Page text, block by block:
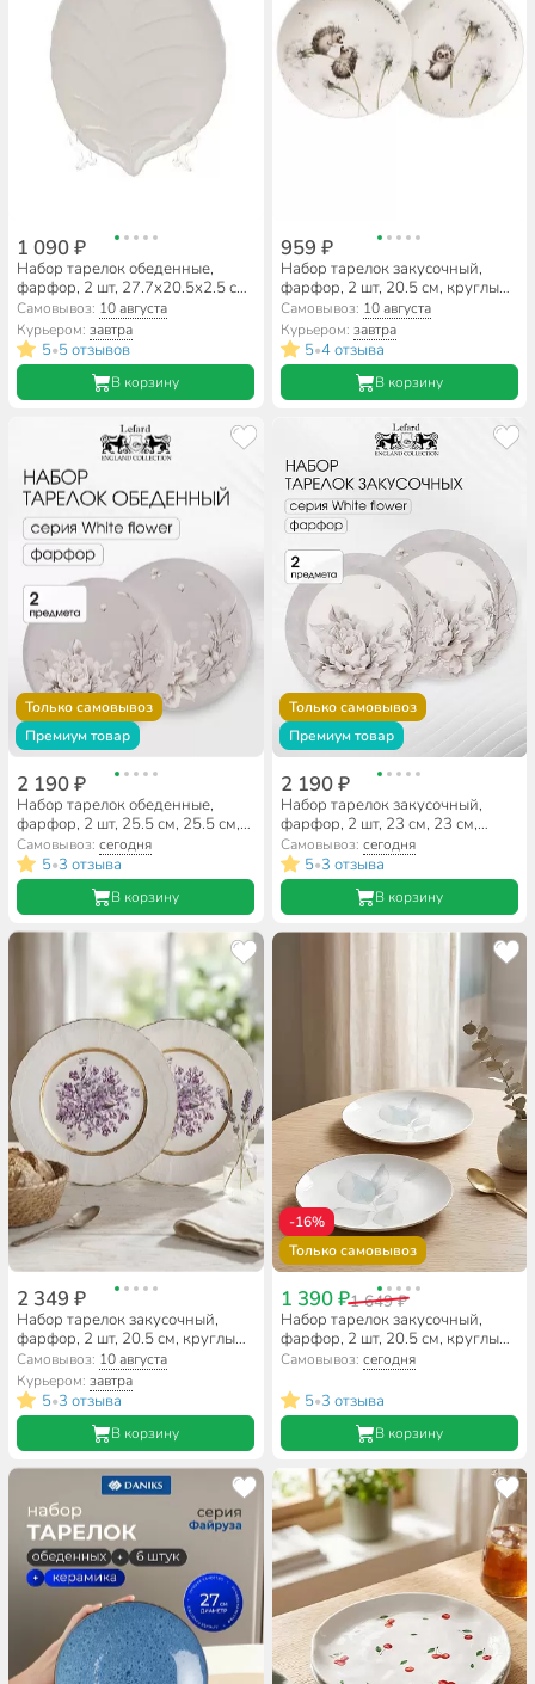
1 090 ₽
Набор тарелок обеденные,
фарфор, 2 шт, 27.7х20.5х2.5 см,
лист, Native, Lefard, 474-217
Самовывоз: 10 августа
Курьером:завтра
5•5 отзывов
В корзину
959 ₽
Набор тарелок закусочный,
фарфор, 2 шт, 20.5 см, круглый,
Лови счастье, Lefard, 581-009
Самовывоз: 10 августа
Курьером: завтра
5•4 отзыва
В корзину
Только самовывоз
Премиум товар
2 190 ₽
Набор тарелок обеденные,
фарфор, 2 шт, 25.5 см, 25.5 см,
круглые, Белый цветок, Lefard,
415-2130, серые
Самовывоз:сегодня
5•3 отзыва
В корзину
Только самовывоз
Премиум товар
2 190 ₽
Набор тарелок закусочный,
фарфор, 2 шт, 23 см, 23 см,
круглый, Белый цветок, Lefard,
415-2128, серый
Самовывоз: сегодня
5•3 отзыва
В корзину
2 349 ₽
Набор тарелок закусочный,
фарфор, 2 шт, 20.5 см, круглый,
Lilac, Lefard, 760-759, белый
Самовывоз: 10 августа
Курьером:завтра
5•3 отзыва
В корзину
-16%
Только самовывоз
1 390 ₽1 649 ₽
Набор тарелок закусочный,
фарфор, 2 шт, 20.5 см, круглый,
Inspiration Нежность, Lefard,
422-139, белый
Самовывоз: сегодня
5•3 отзыва
В корзину